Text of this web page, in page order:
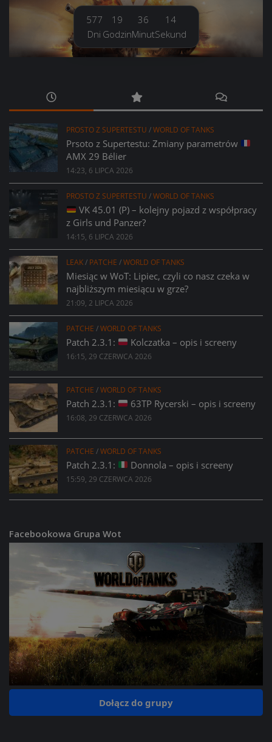
577
Dni
19
Godzin
36
Minut
15
Sekund
PROSTO Z SUPERTESTU /WORLD OF TANKS
Prsoto z Supertestu: Zmiany parametrów
AMX 29 Bélier
14:23, 6 LIPCA 2026
PROSTO Z SUPERTESTU /WORLD OF TANKS
VK 45.01 (P) – kolejny pojazd z współpracy
z Girls und Panzer?
14:15, 6 LIPCA 2026
LEAK/ PATCHE /WORLD OF TANKS
Miesiąc w WoT: Lipiec, czyli co nasz czeka w
najbliższym miesiącu w grze?
21:09, 2 LIPCA 2026
PATCHE /WORLD OF TANKS
Patch 2.3.1: Kolczatka – opis i screeny
16:15, 29 CZERWCA 2026
PATCHE /WORLD OF TANKS
Patch 2.3.1: 63TP Rycerski – opis i screeny
16:08, 29 CZERWCA 2026
PATCHE /WORLD OF TANKS
Patch 2.3.1: Donnola – opis i screeny
15:59, 29 CZERWCA 2026
Facebookowa Grupa Wot
Dołącz do grupy